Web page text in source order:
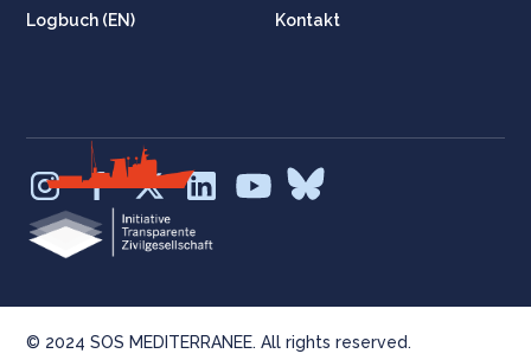
Logbuch (EN) Kontakt
© 2024 SOS MEDITERRANEE. All rights reserved.